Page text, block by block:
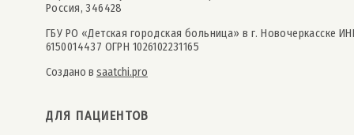
Россия, 346428
ГБУ РО «Детская городская больница» в г. Новочеркасске
6150014437 ОГРН 1026102231165
Создано в saatchi.pro
ДЛЯ ПАЦИЕНТОВ